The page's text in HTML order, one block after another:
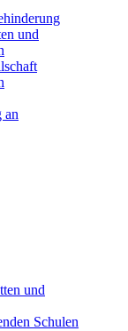
und
an
und
Schulen